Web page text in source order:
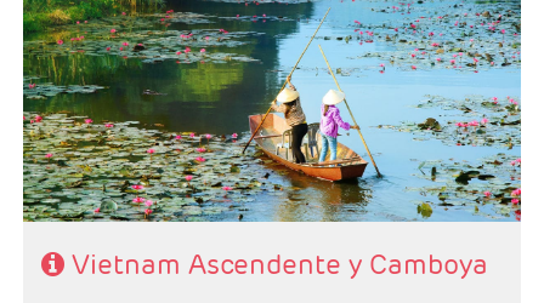
- Salidas: Lunes
- Ruta: 3 noches Ho Chi Minh, 2 noches Hoi An, 2
noches Hue, 2 noches Hanoi y 3 noches Camboya
- Categoría hotelera: A elegir por el cliente.
- Régimen:Desayunos + 8 almuerzos+ 1 cena
Vietnam Ascendente y Camboya